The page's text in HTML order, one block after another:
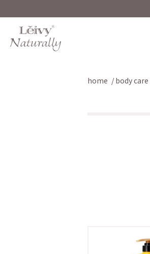
home body care